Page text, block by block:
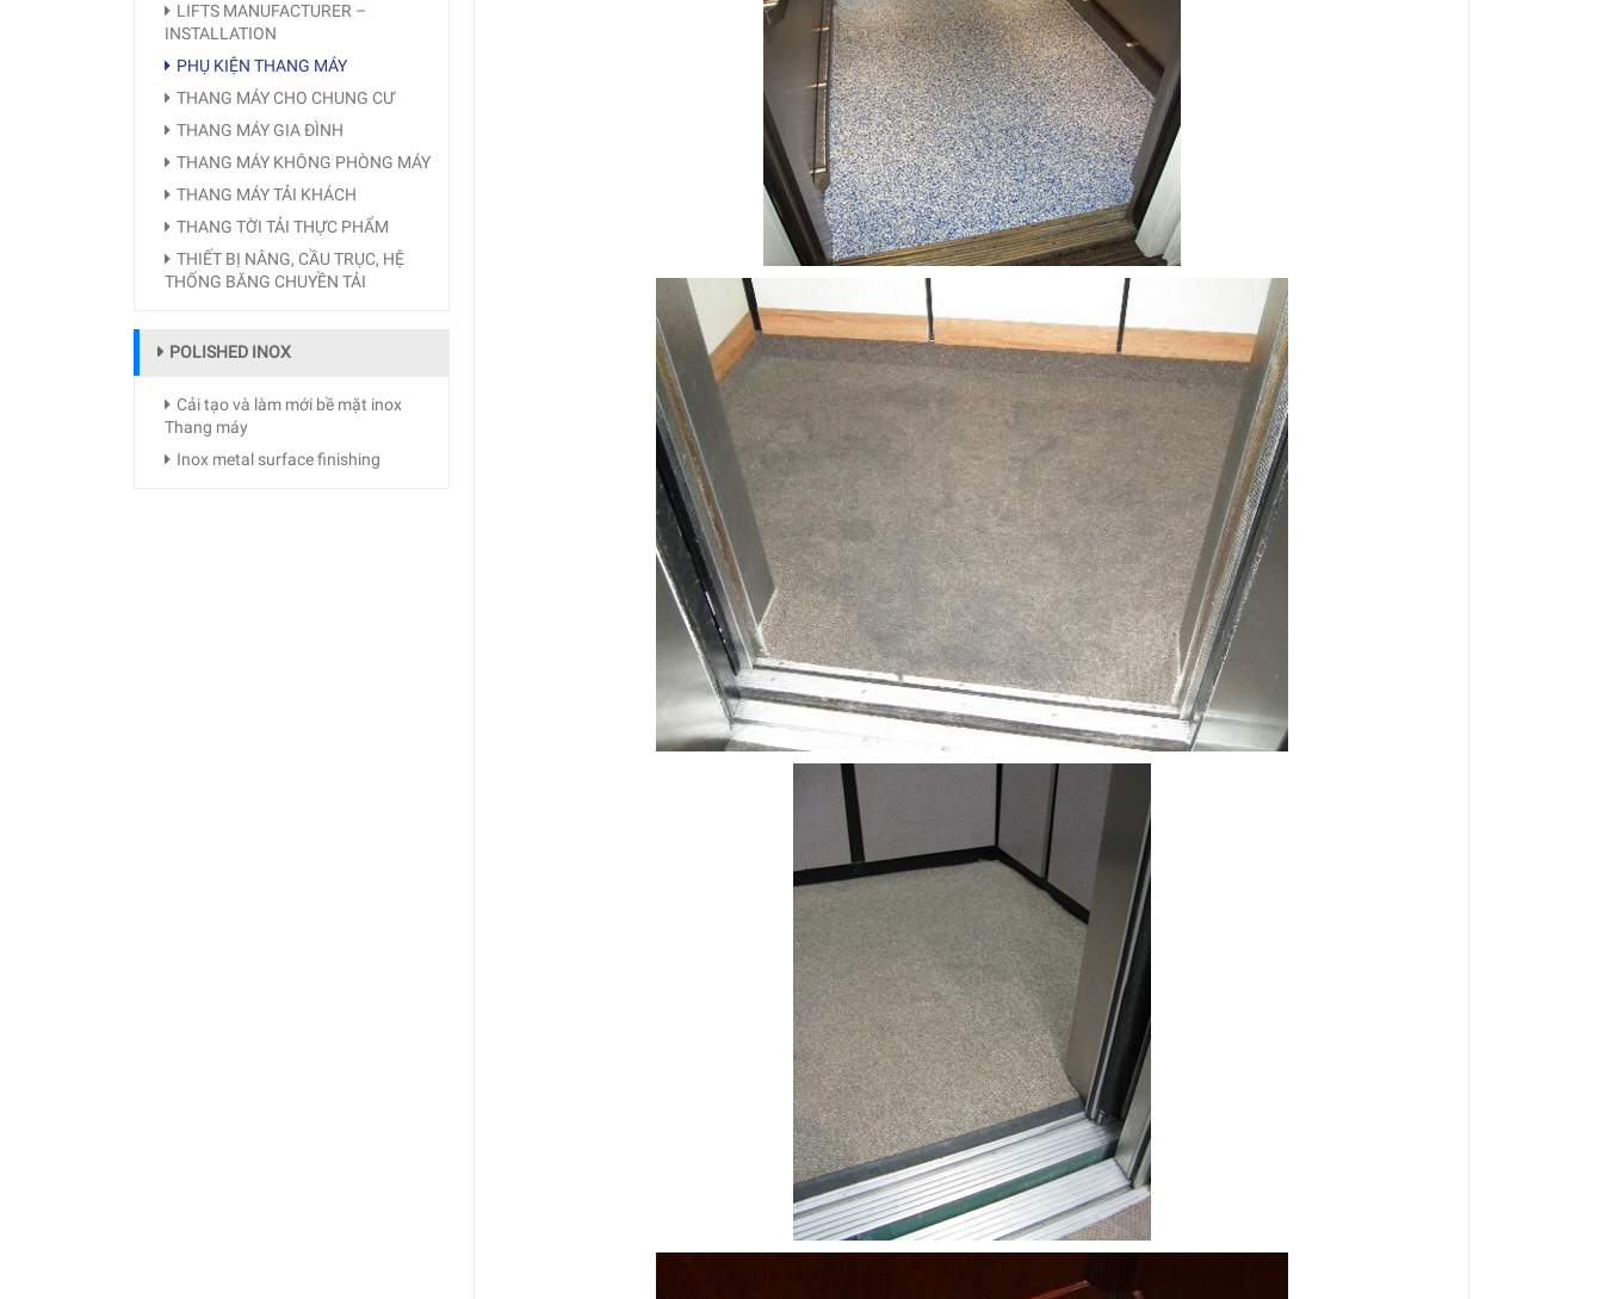
LIFTS MANUFACTURER –
INSTALLATION
PHỤ KIỆN THANG MÁY
THANG MÁY CHO CHUNG CƯ
THANG MÁY GIA ĐÌNH
THANG MÁY KHÔNG PHÒNG MÁY
THANG MÁY TẢI KHÁCH
THANG TỜI TẢI THỰC PHẨM
THIẾT BỊ NÂNG, CẦU TRỤC, HỆ
THỐNG BĂNG CHUYỀN TẢI
POLISHED INOX
Cải tạo và làm mới bề mặt inox
Thang máy
Inox metal surface finishing